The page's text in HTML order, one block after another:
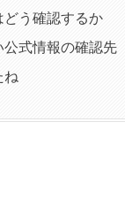
う確認するか
式情報の確認先
ね